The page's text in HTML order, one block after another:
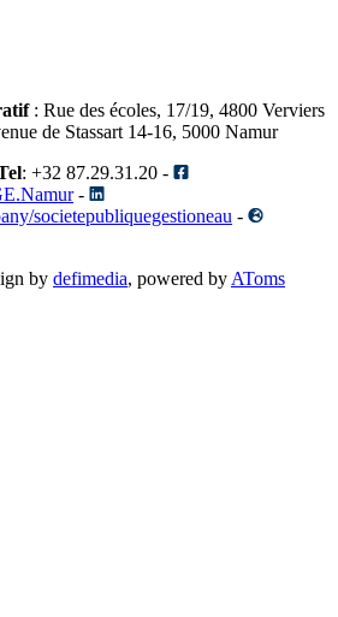
: Rue des écoles, 17/19, 4800 Verviers
de Stassart 14-16, 5000 Namur
: +32 87.29.31.20 -
-
societepubliquegestioneau -
by defimedia, powered by AToms